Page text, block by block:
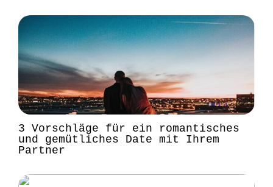
3 Vorschläge für ein romantisches
und gemütliches Date mit Ihrem
Partner